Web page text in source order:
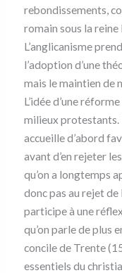
rebondissements,
romain sous la reine
L’anglicanisme
l’adoption d’une
mais le maintien de
L’idée d’une
milieux protestants.
accueille d’abord
avant d’en rejeter
qu’on a longtemps
donc pas au rejet
participe à une
qu’on parle de plus
concile de Trente
essentiels du